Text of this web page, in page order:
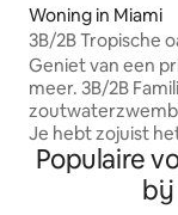
Woning in Miami
3B/2B Tropische
waterzwembad!
Geniet van een
meer. 3B/2B
Je hebt zojuist
gevonden voor
zijn naar
Kom een
Populaire
bij